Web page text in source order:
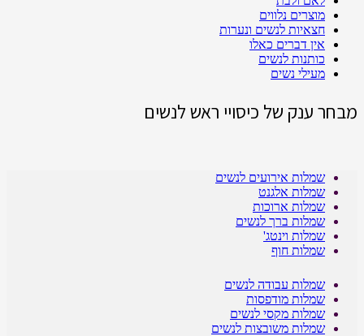
מוצרים נלווים
חצאיות לנשים ונערות
אין דברים כאלו
כותנות לנשים
מעילי נשים
מבחר ענק של כיסויי ראש לנשים
שמלות אירועים לנשים
שמלות אלגנט
שמלות ארוכות
שמלות ברך לנשים
שמלות וינטג'
שמלות חוף
שמלות עבודה לנשים
שמלות מודפסות
שמלות מקסי לנשים
שמלות משובצות לנשים